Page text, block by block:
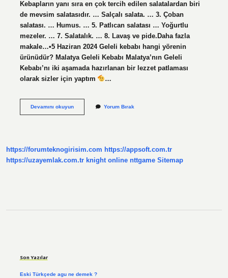
Kebapların yanı sıra en çok tercih edilen salatalardan biri
de mevsim salatasıdır. … Salçalı salata. … 3. Çoban
salatası. … Humus. … 5. Patlıcan salatası … Yoğurtlu
mezeler. … 7. Salatalık. … 8. Lavaş ve pide.Daha fazla
makale…•5 Haziran 2024 Geleli kebabı hangi yörenin
ürünüdür? Malatya Geleli Kebabı Malatya’nın Geleli
Kebabı’nı iki aşamada hazırlanan bir lezzet patlaması
olarak sizler için yaptım
…
Devamını okuyunGeleli
Yorum Bırak
https://forumteknogirisim.com https://appsoft.com.tr
https://uzayemlak.com.tr knight online nttgame Sitemap
Son Yazılar
Eski Türkçede agu ne demek ?